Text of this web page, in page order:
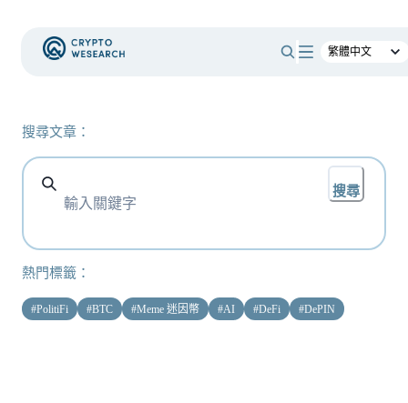
搜尋文章：
搜尋
熱門標籤：
#PolitiFi #BTC #Meme 迷因幣 #AI #DeFi #DePIN